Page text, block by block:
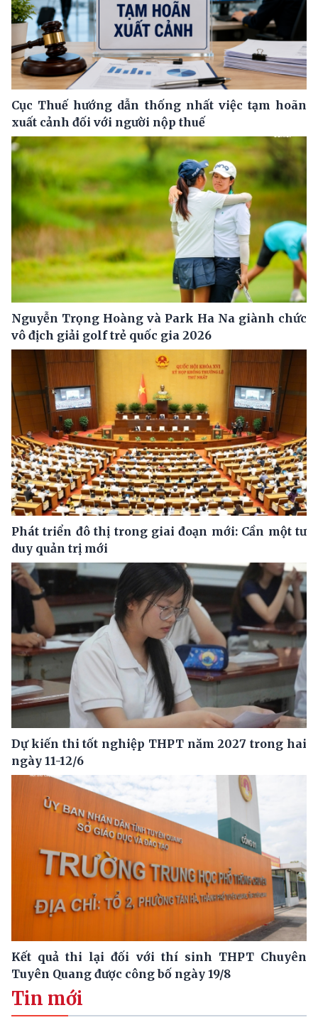
Cục Thuế hướng dẫn thống nhất việc tạm hoãn
xuất cảnh đối với người nộp thuế
Nguyễn Trọng Hoàng và Park Ha Na giành chức
vô địch giải golf trẻ quốc gia 2026
Phát triển đô thị trong giai đoạn mới: Cần một tư
duy quản trị mới
Dự kiến thi tốt nghiệp THPT năm 2027 trong hai
ngày 11-12/6
Kết quả thi lại đối với thí sinh THPT Chuyên
Tuyên Quang được công bố ngày 19/8
Tin mới